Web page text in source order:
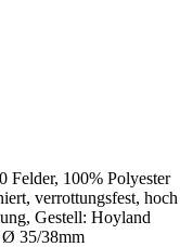
100% Polyester
verrottungsfest, hoch
Gestell: Hoyland
Ø 35/38mm